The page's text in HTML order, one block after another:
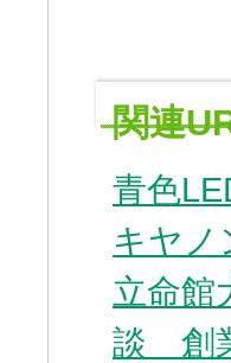
関連
青色
キヤノ
立命館
談 創